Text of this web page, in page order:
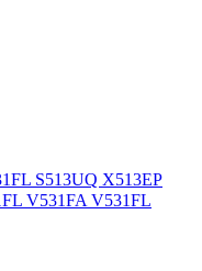
S513UQ X513EP
V531FA V531FL